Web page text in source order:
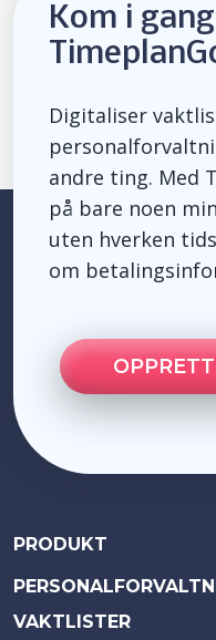
Kom i
Digitaliser
andre ting. Med
på bare noen
uten hverken
om
PRODUKT
VAKTLISTER